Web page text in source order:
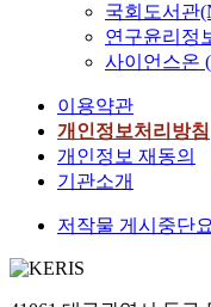
국회도서관
연구윤리정
사이언스온
이용약관
개인정보처리방침
개인정보 재동의
기관소개
저작물 게시중단